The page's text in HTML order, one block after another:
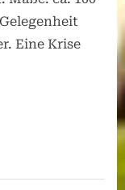
Eine Krise